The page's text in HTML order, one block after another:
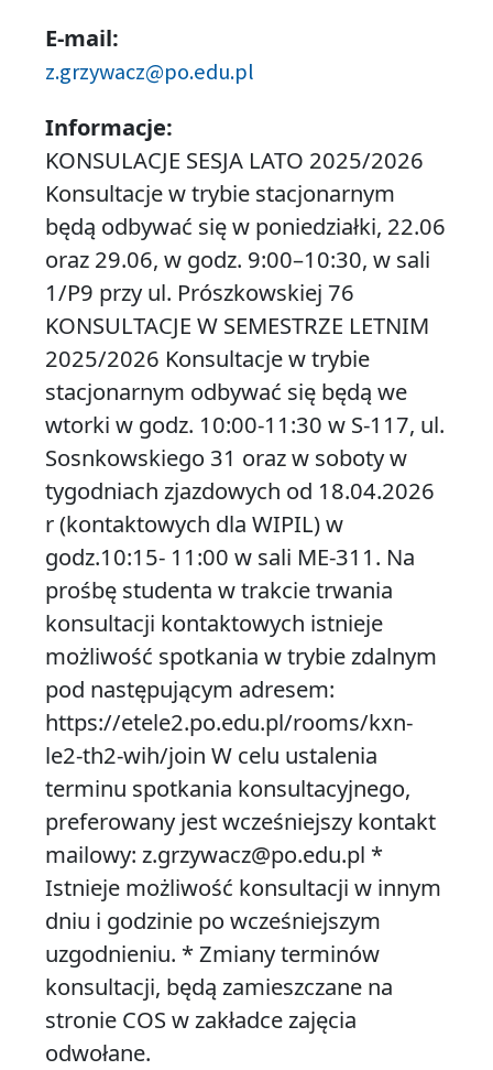
E-mail:
z.grzywacz@po.edu.pl
Informacje:
KONSULACJE SESJA LATO 2025/2026
Konsultacje w trybie stacjonarnym
będą odbywać się w poniedziałki, 22.06
oraz 29.06, w godz. 9:00–10:30, w sali
1/P9 przy ul. Prószkowskiej 76
KONSULTACJE W SEMESTRZE LETNIM
2025/2026 Konsultacje w trybie
stacjonarnym odbywać się będą we
wtorki w godz. 10:00-11:30 w S-117, ul.
Sosnkowskiego 31 oraz w soboty w
tygodniach zjazdowych od 18.04.2026
r (kontaktowych dla WIPIL) w
godz.10:15- 11:00 w sali ME-311. Na
prośbę studenta w trakcie trwania
konsultacji kontaktowych istnieje
możliwość spotkania w trybie zdalnym
pod następującym adresem:
https://etele2.po.edu.pl/rooms/kxn-
le2-th2-wih/join W celu ustalenia
terminu spotkania konsultacyjnego,
preferowany jest wcześniejszy kontakt
mailowy: z.grzywacz@po.edu.pl *
Istnieje możliwość konsultacji w innym
dniu i godzinie po wcześniejszym
uzgodnieniu. * Zmiany terminów
konsultacji, będą zamieszczane na
stronie COS w zakładce zajęcia
odwołane.